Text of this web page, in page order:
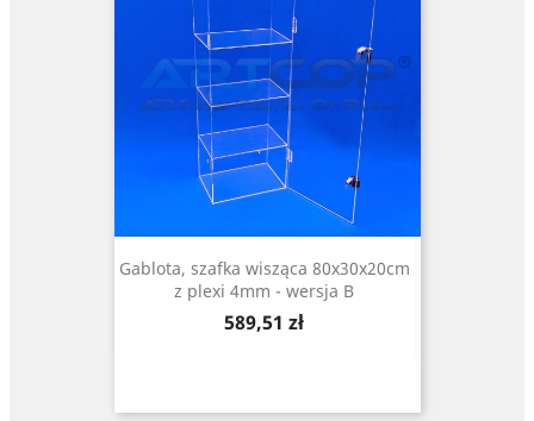
Gablota, szafka wisząca 80x30x20cm
z plexi 4mm - wersja B
Cena
589,51 zł